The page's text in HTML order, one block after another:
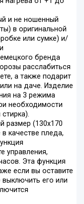
и не ношенный
в оригинальной
или сумке) и/
бренда
расслабиться
а также подарит
на даче. Изделие
на 3 режима
необходимости
размер (130х170
качестве пледа,
управления,
Эта функция
если вы оставите
его или